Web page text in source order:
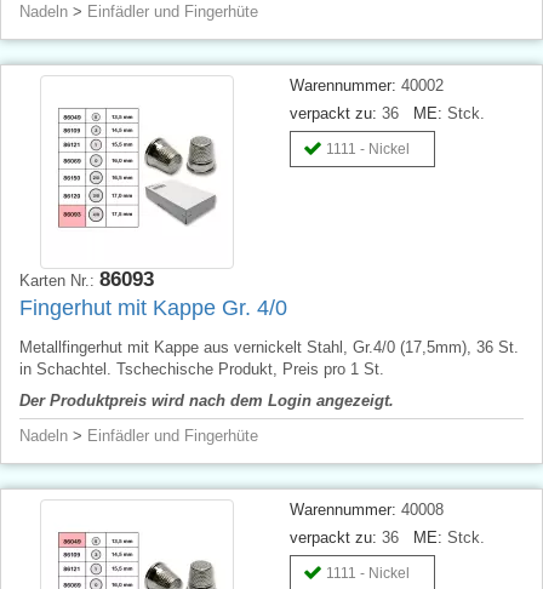
Nadeln > Einfädler und Fingerhüte
Warennummer: 40002
verpackt zu: 36 ME: Stck.
1111 - Nickel
Karten Nr.: 86093
Fingerhut mit Kappe Gr. 4/0
Metallfingerhut mit Kappe aus vernickelt Stahl, Gr.4/0 (17,5mm), 36 St.
in Schachtel. Tschechische Produkt, Preis pro 1 St.
Der Produktpreis wird nach dem Login angezeigt.
Nadeln > Einfädler und Fingerhüte
Warennummer: 40008
verpackt zu: 36 ME: Stck.
1111 - Nickel